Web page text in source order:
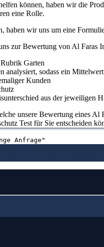
können, haben wir die
eine Rolle.
haben wir uns um eine
zur Bewertung von Al Faras
Garten
sodass ein
Kunden
aus der jeweiligen
unsere Bewertung eines
Test für Sie entscheiden
Anfrage"